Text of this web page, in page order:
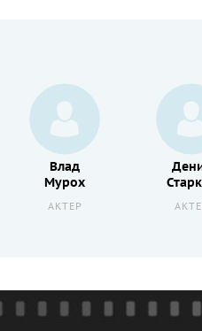
Влад
Мурох
АКТЕР